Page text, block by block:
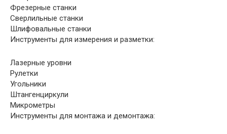
Фрезерные станки
Сверлильные станки
Шлифовальные станки
Инструменты для измерения и разметки:
Лазерные уровни
Рулетки
Угольники
Штангенциркули
Микрометры
Инструменты для монтажа и демонтажа: